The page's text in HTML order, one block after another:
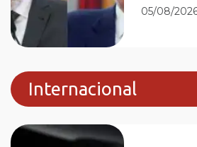
05/08/
Internacional